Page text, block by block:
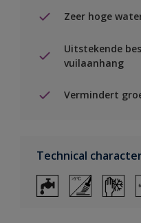
Zeer hoge
Uitstekende
vuilaanhang
Vermindert
Technical